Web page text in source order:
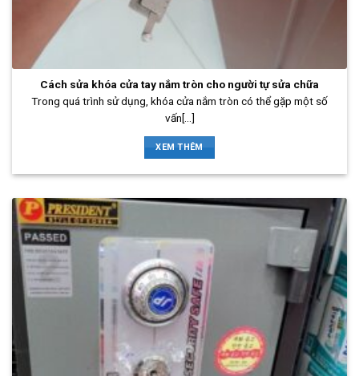
Cách sửa khóa cửa tay nắm tròn cho người tự sửa chữa
Trong quá trình sử dụng, khóa cửa nắm tròn có thể gặp một số
vấn[...]
XEM THÊM